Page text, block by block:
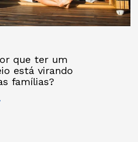
que ter um
está virando
famílias?